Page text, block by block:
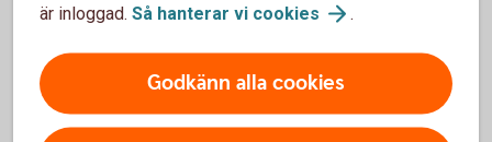
Du kan enkelt pausa din pensionsutbetalning och
paus.
Pausa dinpensionsutbetalning
är inloggad. Så hanterar vi cookies .
Godkänn alla cookies